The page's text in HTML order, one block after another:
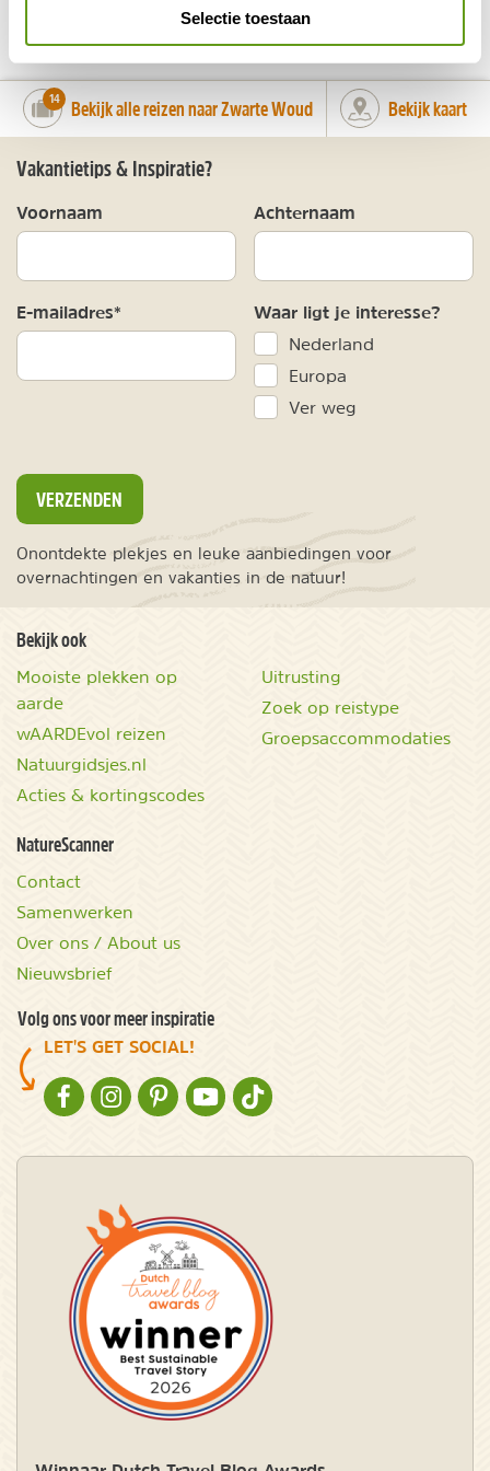
Selectie toestaan
number_of_trips:
14 Bekijk alle reizen naar Zwarte Woud Bekijk kaart
Vakantietips & Inspiratie?
Voornaam Achternaam
E-mailadres* Waar ligt je interesse?
Nederland
Europa
Ver weg
VERZENDEN
Onontdekte plekjes en leuke aanbiedingen voor
overnachtingen en vakanties in de natuur!
Bekijk ook
Mooiste plekken op
aarde
wAARDEvol reizen
Natuurgidsjes.nl
Acties & kortingscodes
Uitrusting
Zoek op reistype
Groepsaccommodaties
NatureScanner
Contact
Samenwerken
Over ons / About us
Nieuwsbrief
Volg ons voor meer inspiratie
LET'S GET SOCIAL!
NATURESCANNER OP FACEBOOK
NATURESCANNER OP INSTAGRAM
NATURESCANNER OP PINTEREST
NATURESCANNER OP YOUTUBE
NATURESCANNER OP TIKTOK